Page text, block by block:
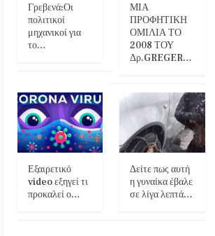
Γρεβενά:Οι
πολιτικοί
μηχανικοί για
το…
ΜΙΑ
ΠΡΟΦΗΤΙΚΗ
ΟΜΙΛΙΑ ΤΟ
2008 ΤΟΥ
Δρ.GREGER…
Εξαιρετικό
video εξηγεί τι
προκαλεί ο…
Δείτε πως αυτή
η γυναίκα έβαλε
σε λίγα λεπτά…